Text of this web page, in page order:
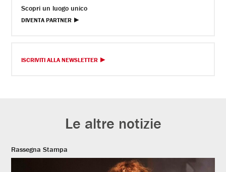
Scopri un luogo unico
DIVENTA PARTNER
ISCRIVITI ALLA NEWSLETTER
Le altre notizie
Rassegna Stampa